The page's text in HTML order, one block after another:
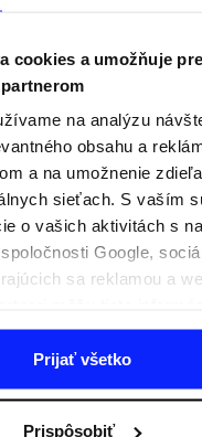
cookies a umožňuje
na analýzu
obsahu a
a na umožnenie
sieťach. S vaším
o vašich aktivitách s
Google,
sa reklamou a
ktoré poskytnete
aj s údajmi, ktoré
ich služieb. S
Prijať všetko
Prispôsobiť